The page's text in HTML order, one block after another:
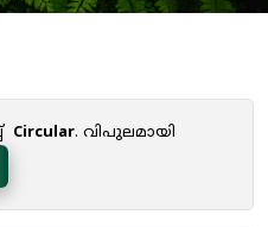
Circular. വിപുലമായി